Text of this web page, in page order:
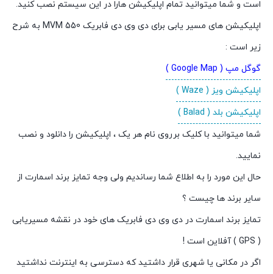
است و شما میتوانید تمام اپلیکیشن هارا در این سیستم نصب کنید.
اپلیکیشن های مسیر یابی برای دی وی دی فابریک MVM 550 به شرح
زیر است :
گوگل مپ ( Google Map )
اپلیکیشن ویز ( Waze )
اپلیکیشن بلد ( Balad )
شما میتوانید با کلیک برروی نام هر یک ، اپلیکیشن را دانلود و نصب
نمایید.
حال این مورد را به اطلاع شما رساندیم ولی وجه تمایز برند اسمارت از
سایر برند ها چیست ؟
تمایز برند اسمارت در دی وی دی فابریک های خود در نقشه مسیریابی
( GPS ) آفلاین است !
اگر در مکانی یا شهری قرار داشتید که دسترسی به اینترنت نداشتید